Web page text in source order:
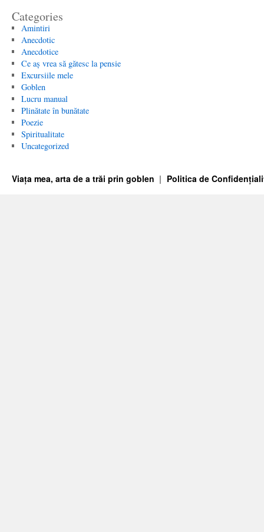
Categories
Amintiri
Anecdotic
Anecdotice
Ce aș vrea să gătesc la pensie
Excursiile mele
Goblen
Lucru manual
Plinătate în bunătate
Poezie
Spiritualitate
Uncategorized
Viața mea, arta de a trăi prin goblen Politica de